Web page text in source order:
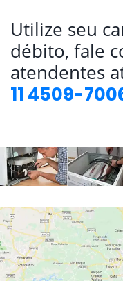
Utilize seu
débito, fale
atendentes
11 4509-